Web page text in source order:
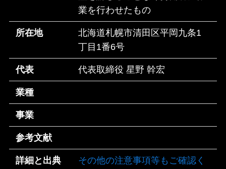
業を行わせたもの
所在地
北海道札幌市清田区平岡九条1
丁目1番6号
代表 代表取締役 星野 幹宏
業種
事業
参考文献
詳細と出典
その他の注意事項等もご確認く